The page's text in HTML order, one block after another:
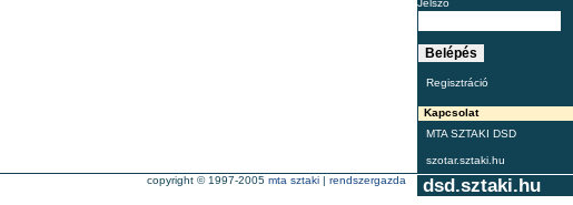
Jelszó
Regisztráció
Kapcsolat
MTA SZTAKI DSD
szotar.sztaki.hu
dsd.sztaki.hu
copyright © 1997-2005 mta sztaki | rendszergazda